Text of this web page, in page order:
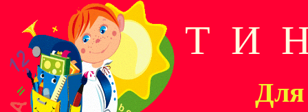
Т И
Для